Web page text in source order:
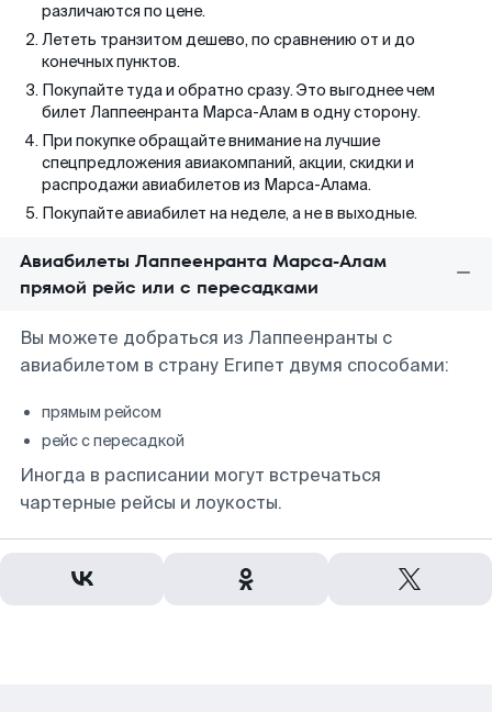
различаются по цене.
Лететь транзитом дешево, по сравнению от и до
конечных пунктов.
Покупайте туда и обратно сразу. Это выгоднее чем
билет Лаппеенранта Марса-Алам в одну сторону.
При покупке обращайте внимание на лучшие
спецпредложения авиакомпаний, акции, скидки и
распродажи авиабилетов из Марса-Алама.
Покупайте авиабилет на неделе, а не в выходные.
Авиабилеты Лаппеенранта Марса-Алам
прямой рейс или с пересадками
Вы можете добраться из Лаппеенранты с
авиабилетом в страну Египет двумя способами:
прямым рейсом
рейс с пересадкой
Иногда в расписании могут встречаться
чартерные рейсы и лоукосты.